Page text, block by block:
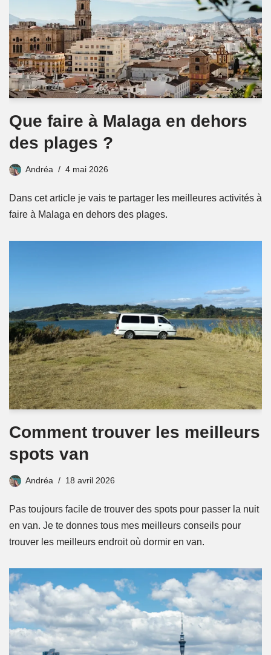
Que faire à Malaga en dehors
des plages ?
Andréa 4 mai 2026
Dans cet article je vais te partager les meilleures activités à
faire à Malaga en dehors des plages.
Comment trouver les meilleurs
spots van
Andréa 18 avril 2026
Pas toujours facile de trouver des spots pour passer la nuit
en van. Je te donnes tous mes meilleurs conseils pour
trouver les meilleurs endroit où dormir en van.